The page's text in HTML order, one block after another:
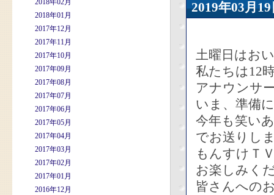
2018年02月
2018年01月
2017年12月
2017年11月
2017年10月
2017年09月
2017年08月
2017年07月
2017年06月
2017年05月
2017年04月
2017年03月
2017年02月
2017年01月
2016年12月
2019年03
土曜日はお
私たちは12
アナウンサ
いま、準備
今年も笑い
でお送りし
もんすけＴ
お楽しみく
皆さんへの